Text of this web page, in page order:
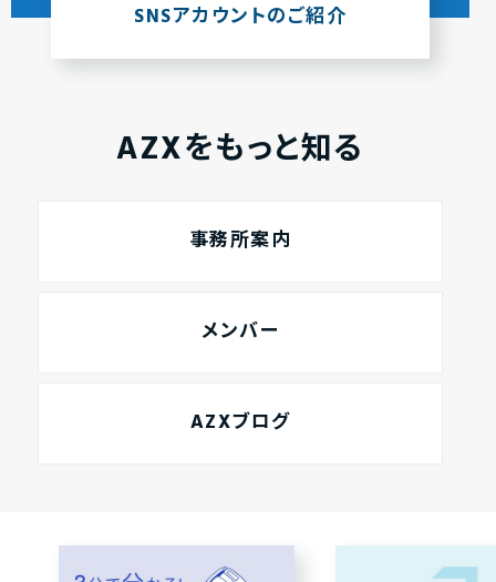
SNSアカウントのご紹介
AZXをもっと知る
事務所案内
メンバー
AZXブログ